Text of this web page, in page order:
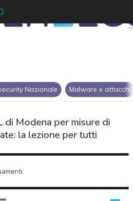
Nazionale Malware e attacchi
di Modena per misure di
la lezione per tutti